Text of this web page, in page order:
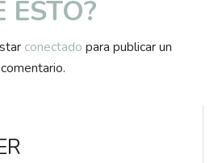
ESTO?
conectado para publicar un
comentario.